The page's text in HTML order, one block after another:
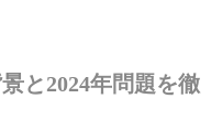
と2024年問題を徹